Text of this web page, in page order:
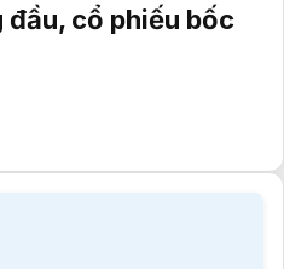
đầu, cổ phiếu bốc